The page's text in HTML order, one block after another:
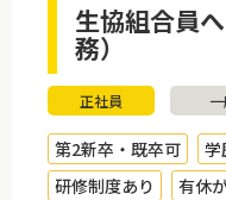
生協組合員
務）
正社員
第2新卒・既卒可 学
研修制度あり
有休